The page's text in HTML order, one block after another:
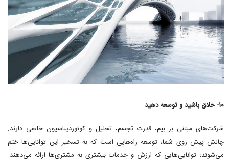
۱۰- خلاق باشید و توسعه دهید
شرکت‌های مبتنی بر بیم، قدرت تجسم، تحلیل و کوئوردیناسیون خاصی دارند.
چالش پیش روی شما، توسعه راه‌هایی است که به تسخیر این توانایی‌ها ختم
می‌شوند؛ توانایی‌هایی که ارزش و خدمات بیشتری به مشتری‌ها ارائه می‌دهند.